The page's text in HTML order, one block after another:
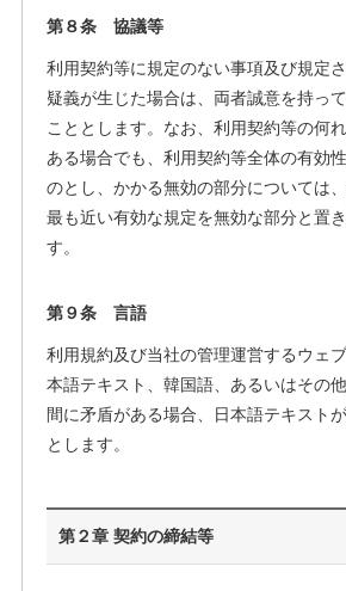
第８条 協議等
利用契約等に規定のない事項及び規定
疑義が生じた場合は、両者誠意を持っ
こととします。なお、利用契約等の何
ある場合でも、利用契約等全体の有効
のとし、かかる無効の部分については
最も近い有効な規定を無効な部分と置
す。
第９条 言語
利用規約及び当社の管理運営するウェ
本語テキスト、韓国語、あるいはその
間に矛盾がある場合、日本語テキスト
とします。
第２章 契約の締結等